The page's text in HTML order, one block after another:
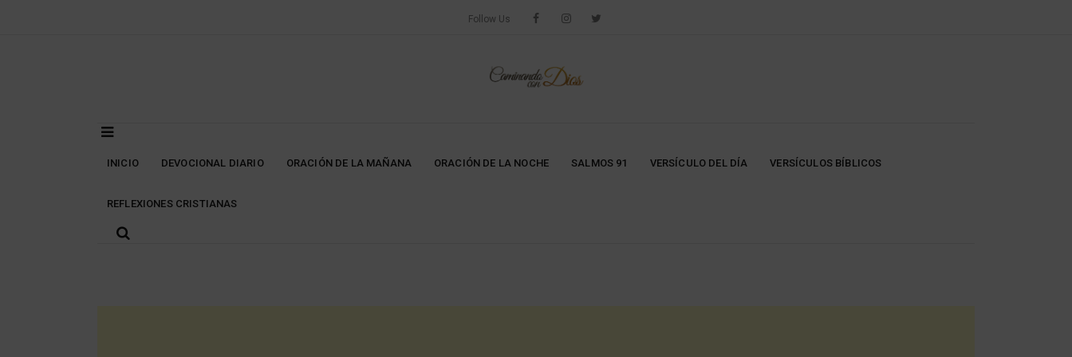
Follow Us
INICIO DEVOCIONAL DIARIO ORACIÓN DE LA MAÑANA ORACIÓN DE LA NOCHE SALMOS 91 VERSÍCULO DEL DÍA VERSÍCULOS BÍBLICOS
REFLEXIONES CRISTIANAS